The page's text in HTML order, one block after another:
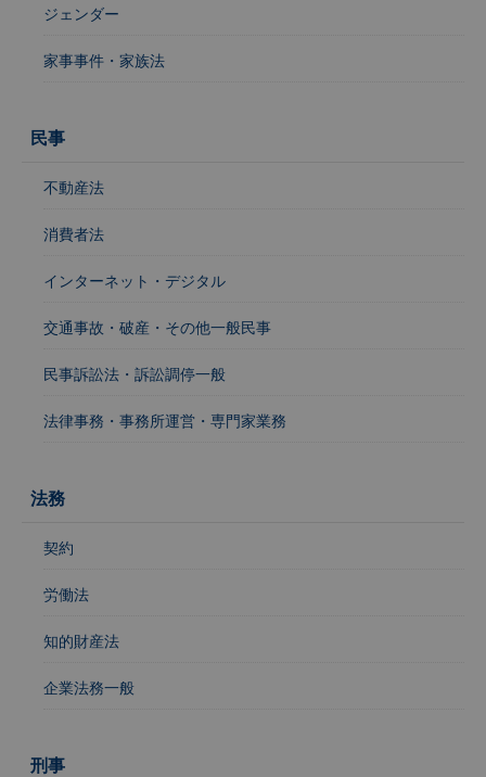
ジェンダー
家事事件・家族法
民事
不動産法
消費者法
インターネット・デジタル
交通事故・破産・その他一般民事
民事訴訟法・訴訟調停一般
法律事務・事務所運営・専門家業務
法務
契約
労働法
知的財産法
企業法務一般
刑事